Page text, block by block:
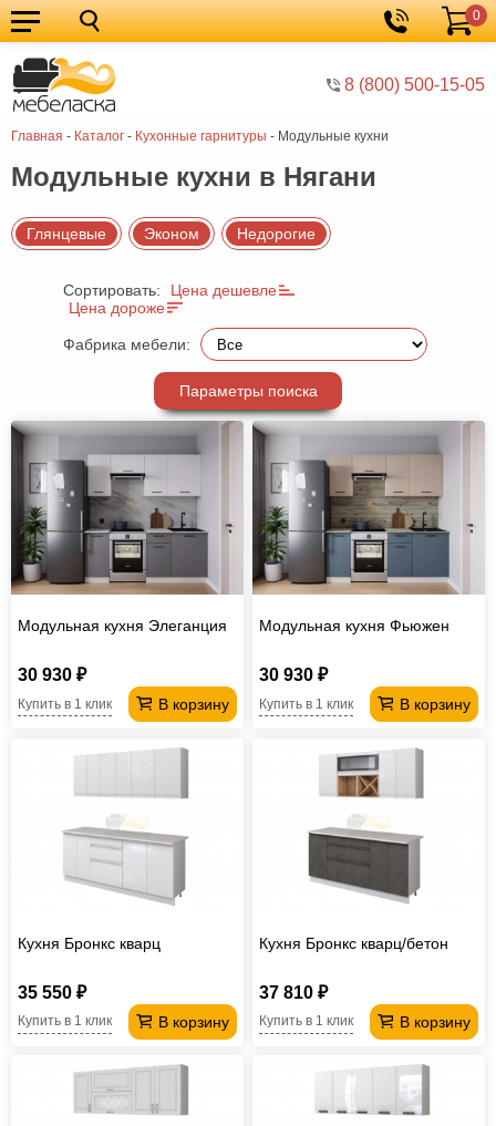
8 (800) 500-15-05
Корзина
0
Главная - Каталог - Кухонные гарнитуры - Модульные кухни
Кухонные
гарнитуры
Мебель
для
кухни
Мебель
для
спальни
Кровати
Шкафы
Диваны
мебель
Детская
мебель
Мебель
гостиную
для
прихожей
Столы
Комоды
Офисная
мебель
Столы
под
компьютер
Мебель
для
Мебель
Кресла-
Косметологическое
оборудование
Модульные кухни в Нягани
Глянцевые Эконом Недорогие
Сортировать:
Цена дешевле
Цена дороже
Фабрика мебели:
Параметры поиска
Модульная кухня Элеганция
30 930 ₽
В корзину
Купить в 1 клик
Модульная кухня Фьюжен
30 930 ₽
В корзину
Купить в 1 клик
Кухня Бронкс кварц
35 550 ₽
В корзину
Купить в 1 клик
Кухня Бронкс кварц/бетон
37 810 ₽
В корзину
Купить в 1 клик